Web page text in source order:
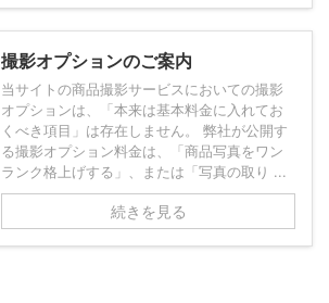
撮影オプションのご案内
当サイトの商品撮影サービスにおいての撮影
オプションは、「本来は基本料金に入れてお
くべき項目」は存在しません。 弊社が公開す
る撮影オプション料金は、「商品写真をワン
ランク格上げする」、または「写真の取り ...
続きを見る